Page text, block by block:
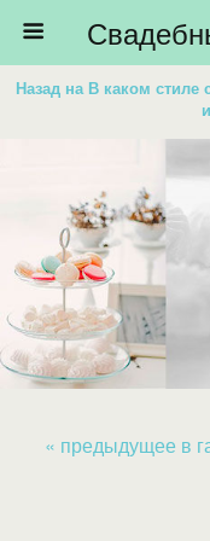
Назад на В каком стиле
« предыдущее в